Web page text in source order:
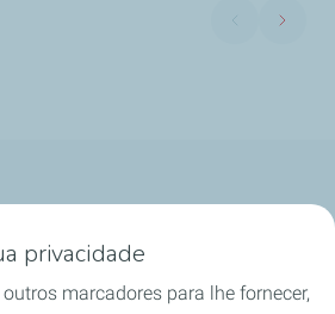
privacidade
marcadores para lhe fornecer,